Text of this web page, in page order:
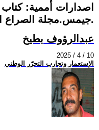
اصدارات أممية: كتاب
C.L.R. جيمس.مجلة الصراع الطبقى .فرنسا.
عبدالرؤوف بطيخ
2025 / 4 / 10
الإستعمار وتجارب التحرّر الوطني